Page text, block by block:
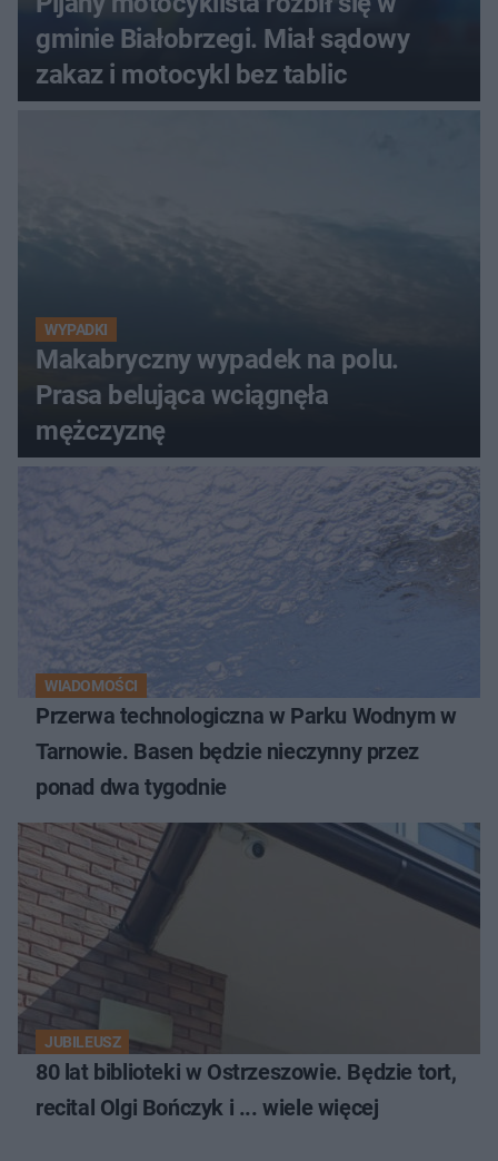
gminie Białobrzegi. Miał sądowy
zakaz i motocykl bez tablic
WYPADKI
Makabryczny wypadek na polu.
Prasa belująca wciągnęła
mężczyznę
WIADOMOŚCI
Przerwa technologiczna w Parku Wodnym w
Tarnowie. Basen będzie nieczynny przez
ponad dwa tygodnie
JUBILEUSZ
80 lat biblioteki w Ostrzeszowie. Będzie tort,
recital Olgi Bończyk i ... wiele więcej